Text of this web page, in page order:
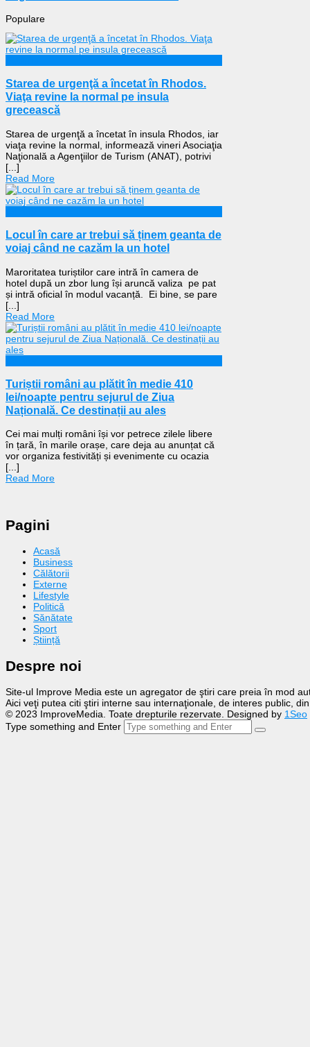
Populare
Starea de urgenţă a încetat în Rhodos.
Viaţa revine la normal pe insula
grecească
Starea de urgenţă a încetat în insula Rhodos, iar
viaţa revine la normal, informează vineri Asociaţia
Naţională a Agenţiilor de Turism (ANAT), potrivi
[...]
Read More
Locul în care ar trebui să ținem geanta de
voiaj când ne cazăm la un hotel
Maroritatea turiștilor care intră în camera de
hotel după un zbor lung își aruncă valiza pe pat
și intră oficial în modul vacanță. Ei bine, se pare
[...]
Read More
Turiștii români au plătit în medie 410
lei/noapte pentru sejurul de Ziua
Națională. Ce destinații au ales
Cei mai mulți români își vor petrece zilele libere
în țară, în marile orașe, care deja au anunțat că
vor organiza festivități și evenimente cu ocazia
[...]
Read More
Pagini
Acasă
Business
Călătorii
Externe
Lifestyle
Politică
Sănătate
Sport
Știință
Despre noi
Site-ul Improve Media este un agregator de ştiri care preia în mod
Aici veţi putea citi ştiri interne sau internaţionale, de interes public,
© 2023 ImproveMedia. Toate drepturile rezervate. Designed by 1Seo
Type something and Enter